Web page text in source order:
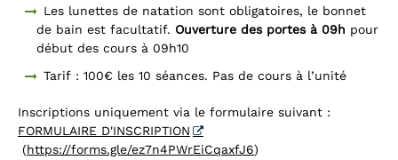
Les lunettes de natation sont obligatoires, le bonnet
de bain est facultatif. Ouverture des portes à 09h pour
début des cours à 09h10
Tarif : 100€ les 10 séances. Pas de cours à l’unité
Inscriptions uniquement via le formulaire suivant :
FORMULAIRE D'INSCRIPTION
(https://forms.gle/ez7n4PWrEiCqaxfJ6)